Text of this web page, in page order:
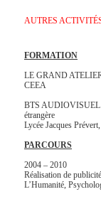
AUTRES
FORMATION
LE GRAND
CEEA
BTS AUDIOVISUEL
étrangère
Lycée Jacques
PARCOURS
2004 – 2010
Réalisation de
L’Humanité,